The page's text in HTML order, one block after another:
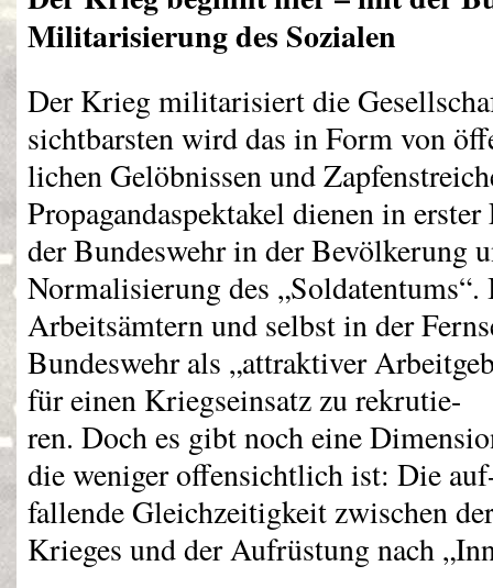
Militarisierung des Sozialen
Der Krieg militarisiert die
sichtbarsten wird das in Form von
lichen Gelöbnissen und
Propagandaspektakel dienen in
der Bundeswehr in der Bevölkerung
Normalisierung des
Arbeitsämtern und selbst in der
Bundeswehr als „attraktiver
für einen Kriegseinsatz zu rekrutie-
ren. Doch es gibt noch eine
die weniger offensichtlich ist: Die
fallende Gleichzeitigkeit zwischen
Krieges und der Aufrüstung nach